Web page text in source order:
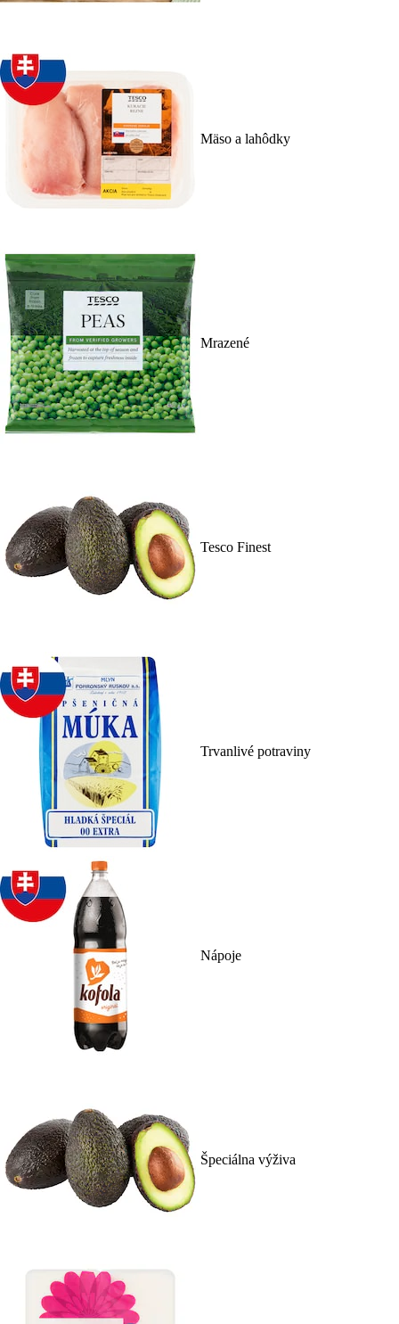
Mäso a lahôdky
Mrazené
Tesco Finest
Trvanlivé potraviny
Nápoje
Špeciálna výživa